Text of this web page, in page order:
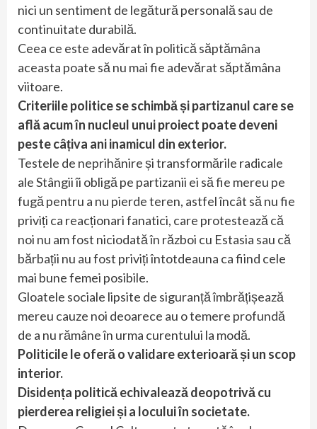
nici un sentiment de legătură personală sau de
continuitate durabilă.
Ceea ce este adevărat în politică săptămâna
aceasta poate să nu mai fie adevărat săptămâna
viitoare.
Criteriile politice se schimbă și partizanul care se
află acum în nucleul unui proiect poate deveni
peste câțiva ani inamicul din exterior.
Testele de neprihănire și transformările radicale
ale Stângii îi obligă pe partizanii ei să fie mereu pe
fugă pentru a nu pierde teren, astfel încât să nu fie
priviți ca reacționari fanatici, care protestează că
noi nu am fost niciodată în război cu Estasia sau că
bărbații nu au fost priviți întotdeauna ca fiind cele
mai bune femei posibile.
Gloatele sociale lipsite de siguranță îmbrățișează
mereu cauze noi deoarece au o temere profundă
de a nu rămâne în urma curentului la modă.
Politicile le oferă o validare exterioară și un scop
interior.
Disidența politică echivalează deopotrivă cu
pierderea religiei și a locului în societate.